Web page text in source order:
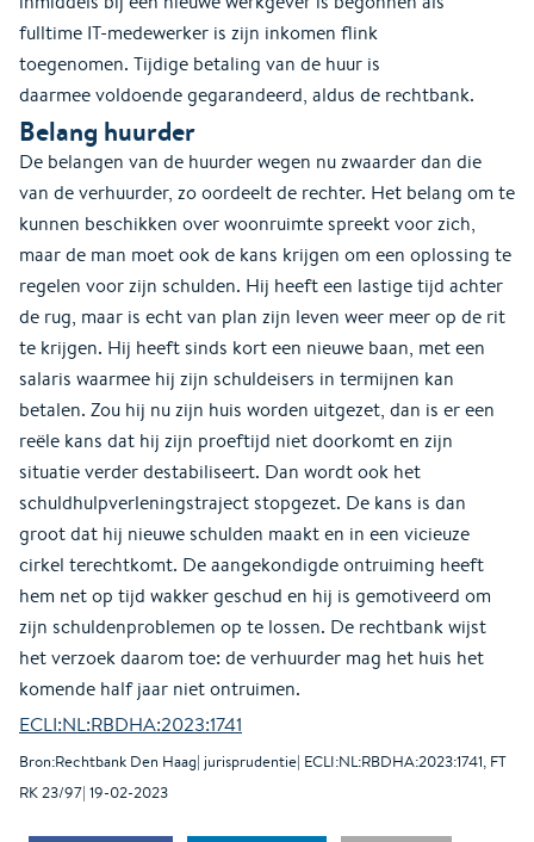
fulltime IT-medewerker is zijn inkomen flink
toegenomen. Tijdige betaling van de huur is
daarmee voldoende gegarandeerd, aldus de rechtbank.
Belang huurder
De belangen van de huurder wegen nu zwaarder dan die
van de verhuurder, zo oordeelt de rechter. Het belang om te
kunnen beschikken over woonruimte spreekt voor zich,
maar de man moet ook de kans krijgen om een oplossing te
regelen voor zijn schulden. Hij heeft een lastige tijd achter
de rug, maar is echt van plan zijn leven weer meer op de rit
te krijgen. Hij heeft sinds kort een nieuwe baan, met een
salaris waarmee hij zijn schuldeisers in termijnen kan
betalen. Zou hij nu zijn huis worden uitgezet, dan is er een
reële kans dat hij zijn proeftijd niet doorkomt en zijn
situatie verder destabiliseert. Dan wordt ook het
schuldhulpverleningstraject stopgezet. De kans is dan
groot dat hij nieuwe schulden maakt en in een vicieuze
cirkel terechtkomt. De aangekondigde ontruiming heeft
hem net op tijd wakker geschud en hij is gemotiveerd om
zijn schuldenproblemen op te lossen. De rechtbank wijst
het verzoek daarom toe: de verhuurder mag het huis het
komende half jaar niet ontruimen.
ECLI:NL:RBDHA:2023:1741
Bron:Rechtbank Den Haag| jurisprudentie| ECLI:NL:RBDHA:2023:1741, FT
RK 23/97| 19-02-2023